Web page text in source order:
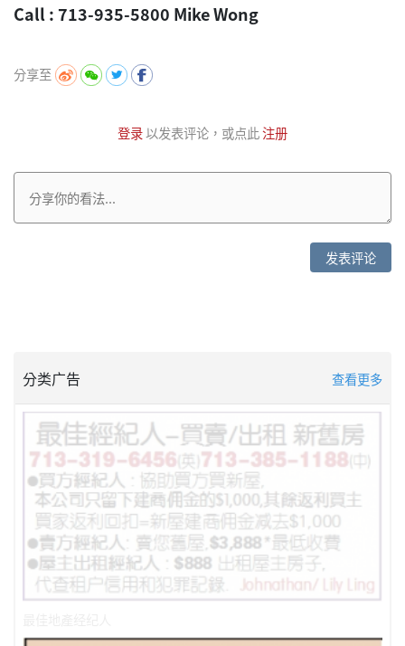
Call : 713-935-5800 Mike Wong
分享至
登录以发表评论，或点此注册
发表评论
分类广告 查看更多